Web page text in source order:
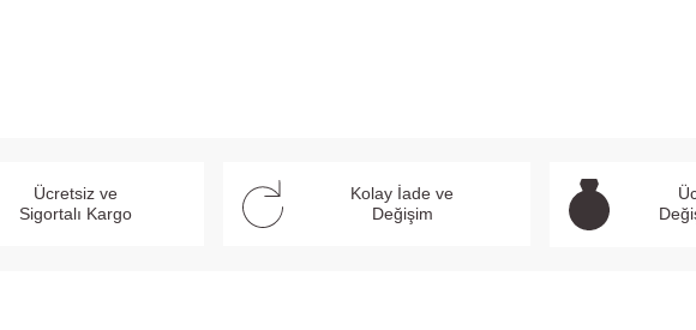
Ücretsiz ve
Sigortalı Kargo
Kolay İade ve
Değişim